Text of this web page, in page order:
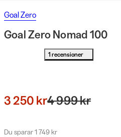
Goal Zero
Goal Zero Nomad 100
1 recensioner
3 250 kr4 999 kr
Du sparar 1 749 kr